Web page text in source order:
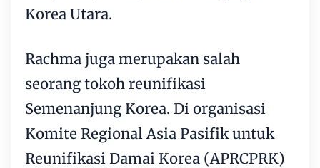
Korea Utara.
Rachma juga merupakan salah
seorang tokoh reunifikasi
Semenanjung Korea. Di organisasi
Komite Regional Asia Pasifik untuk
Reunifikasi Damai Korea (APRCPRK)